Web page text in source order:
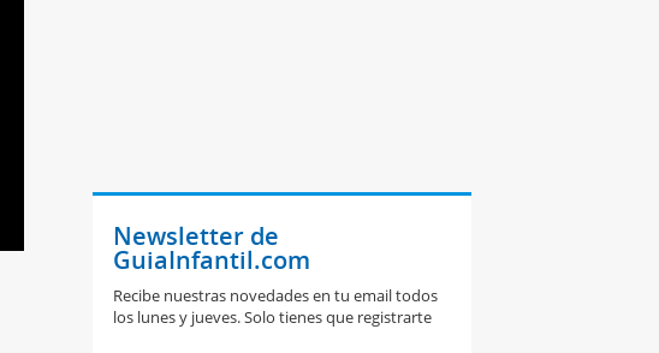
Newsletter de
GuiaInfantil.com
Recibe nuestras novedades en tu email todos
los lunes y jueves. Solo tienes que registrarte